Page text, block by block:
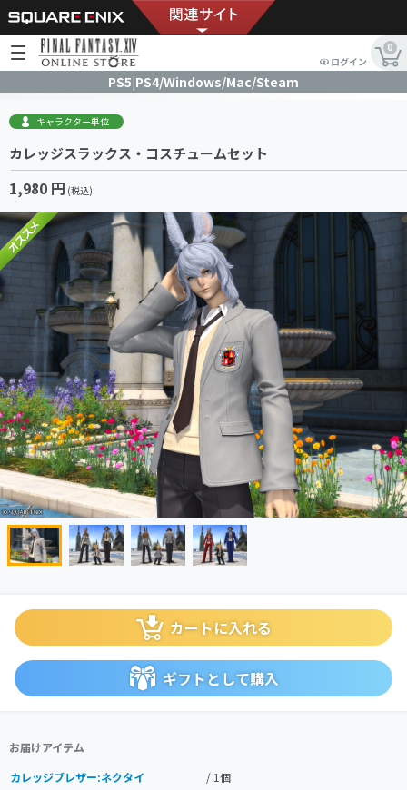
ログイン
0
PS5|PS4/Windows/Mac/Steam
キャラクター単位
カレッジスラックス・コスチュームセット
1,980 円 (税込)
カートに入れる
ギフトとして購入
お届けアイテム
カレッジブレザー:ネクタイ
/ 1個